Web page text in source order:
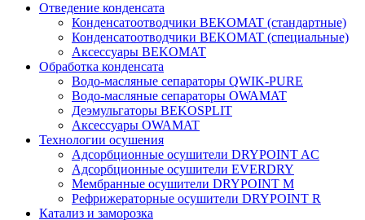
Отведение конденсата
Конденсатоотводчики BEKOMAT (стандартные)
Конденсатоотводчики BEKOMAT (специальные)
Аксессуары BEKOMAT
Обработка конденсата
Водо-масляные сепараторы QWIK-PURE
Водо-масляные сепараторы OWAMAT
Деэмульгаторы BEKOSPLIT
Аксессуары OWAMAT
Технологии осушения
Адсорбционные осушители DRYPOINT AC
Адсорбционные осушители EVERDRY
Мембранные осушители DRYPOINT M
Рефрижераторные осушители DRYPOINT R
Катализ и заморозка